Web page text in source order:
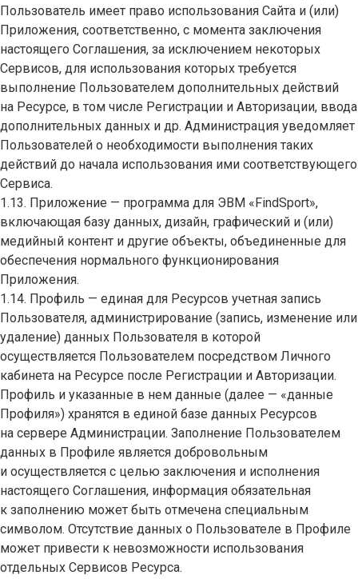
Пользователь имеет право использования Сайта и (или)
Приложения, соответственно, с момента заключения
настоящего Соглашения, за исключением некоторых
Сервисов, для использования которых требуется
выполнение Пользователем дополнительных действий
на Ресурсе, в том числе Регистрации и Авторизации, ввода
дополнительных данных и др. Администрация уведомляет
Пользователей о необходимости выполнения таких
действий до начала использования ими соответствующего
Сервиса.
1.13. Приложение — программа для ЭВМ «FindSport»,
включающая базу данных, дизайн, графический и (или)
медийный контент и другие объекты, объединенные для
обеспечения нормального функционирования
Приложения.
1.14. Профиль — единая для Ресурсов учетная запись
Пользователя, администрирование (запись, изменение или
удаление) данных Пользователя в которой
осуществляется Пользователем посредством Личного
кабинета на Ресурсе после Регистрации и Авторизации.
Профиль и указанные в нем данные (далее — «данные
Профиля») хранятся в единой базе данных Ресурсов
на сервере Администрации. Заполнение Пользователем
данных в Профиле является добровольным
и осуществляется с целью заключения и исполнения
настоящего Соглашения, информация обязательная
к заполнению может быть отмечена специальным
символом. Отсутствие данных о Пользователе в Профиле
может привести к невозможности использования
отдельных Сервисов Ресурса.